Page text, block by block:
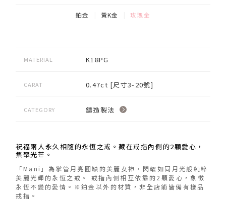
鉑金 黃K金 玫瑰金
祝福兩人永久相隨的永恆之戒。藏在戒指內側的2顆愛心，
集聚光芒。
「Mani」為掌管月亮圓缺的美麗女神，閃耀如同月光般純粹
美麗光輝的永恆之戒。 戒指內側相互依靠的2顆愛心，象徵
永恆不變的愛情。※鉑金以外的材質，非全店鋪皆備有樣品
戒指。
MATERIAL K18PG
CARAT 0.47ct [尺寸3-20號]
CATEGORY 鑄造製法